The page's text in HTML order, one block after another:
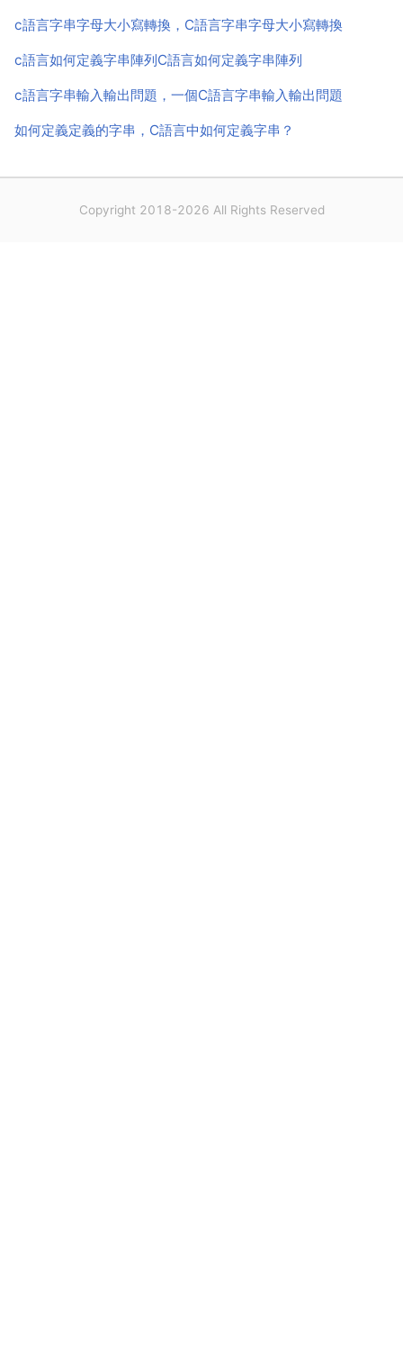
c語言字串字母大小寫轉換，C語言字串字母大小寫轉換
c語言如何定義字串陣列C語言如何定義字串陣列
c語言字串輸入輸出問題，一個C語言字串輸入輸出問題
如何定義定義的字串，C語言中如何定義字串？
Copyright 2018-2026 All Rights Reserved